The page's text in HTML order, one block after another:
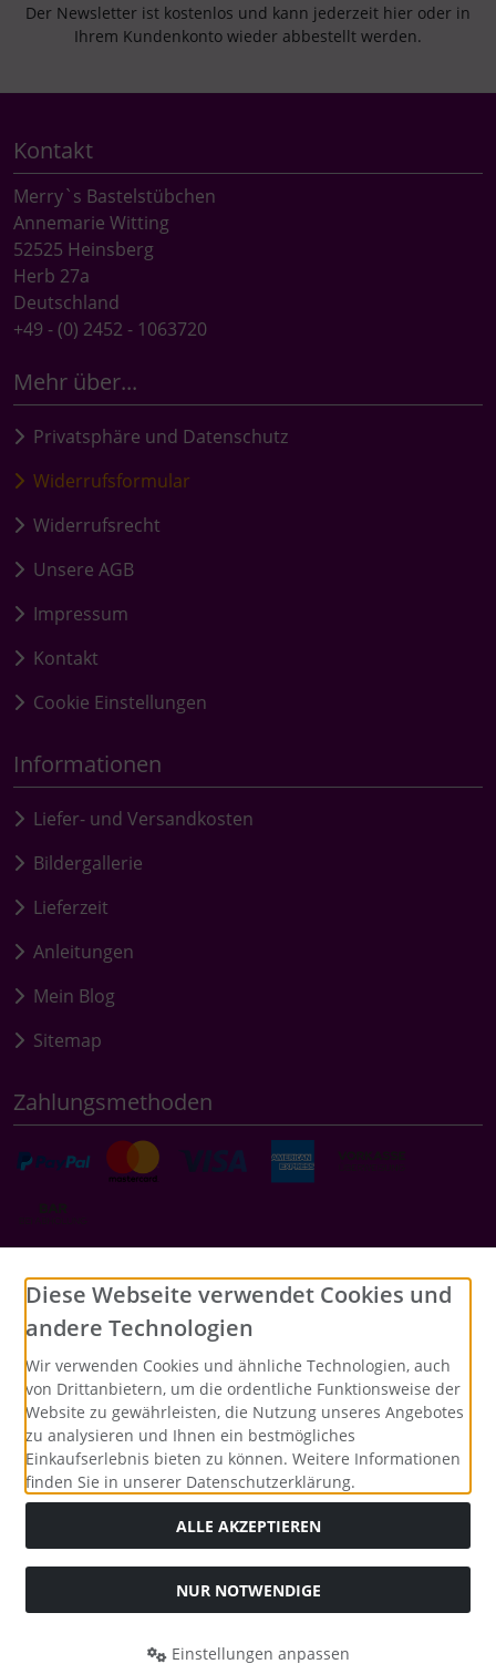
Der Newsletter ist kostenlos und kann jederzeit hier oder in
Ihrem Kundenkonto wieder abbestellt werden.
Kontakt
Merry`s Bastelstübchen
Annemarie Witting
52525 Heinsberg
Herb 27a
Deutschland
+49 - (0) 2452 - 1063720
Mehr über...
Privatsphäre und Datenschutz
Widerrufsformular
Widerrufsrecht
Unsere AGB
Impressum
Kontakt
Cookie Einstellungen
Informationen
Liefer- und Versandkosten
Bildergallerie
Lieferzeit
Anleitungen
Mein Blog
Sitemap
Zahlungsmethoden
Social Media
Alle Preise inkl. gesetzl. MwSt. zzgl.Versandkosten
durchgestrichenen Preise entsprechen dem bisherigen Preis
Diese Webseite verwendet Cookies und
andere Technologien
Wir verwenden Cookies und ähnliche Technologien, auch
von Drittanbietern, um die ordentliche Funktionsweise der
Website zu gewährleisten, die Nutzung unseres Angebotes
zu analysieren und Ihnen ein bestmögliches
Einkaufserlebnis bieten zu können. Weitere Informationen
finden Sie in unserer Datenschutzerklärung.
ALLE AKZEPTIEREN
NUR NOTWENDIGE
Einstellungen anpassen